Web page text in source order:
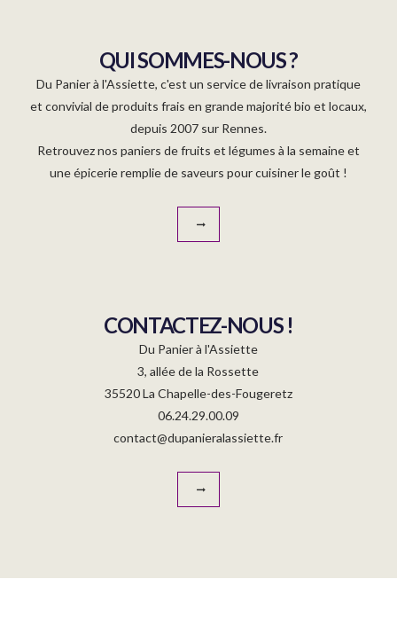
QUI SOMMES-NOUS ?
Du Panier à l'Assiette, c'est un service de livraison pratique
et convivial de produits frais en grande majorité bio et locaux,
depuis 2007 sur Rennes.
Retrouvez nos paniers de fruits et légumes à la semaine et
une épicerie remplie de saveurs pour cuisiner le goût !
CONTACTEZ-NOUS !
Du Panier à l'Assiette
3, allée de la Rossette
35520 La Chapelle-des-Fougeretz
06.24.29.00.09
contact@dupanieralassiette.fr